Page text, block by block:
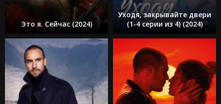
Это я. Сейчас (2024)
Уходя, закрывайте двери
(1-4 серии из 4) (2024)